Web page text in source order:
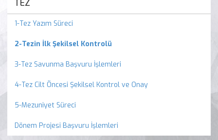
TEZ
1-Tez Yazım Süreci
2-Tezin İlk Şekilsel Kontrolü
3-Tez Savunma Başvuru İşlemleri
4-Tez Cilt Öncesi Şekilsel Kontrol ve Onay
5-Mezuniyet Süreci
Dönem Projesi Başvuru İşlemleri